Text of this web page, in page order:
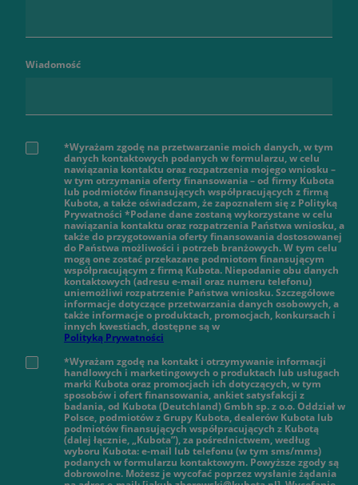
Wiadomość
*Wyrażam zgodę na przetwarzanie moich danych, w tym
danych kontaktowych podanych w formularzu, w celu
nawiązania kontaktu oraz rozpatrzenia mojego wniosku –
w tym otrzymania oferty finansowania – od firmy Kubota
lub podmiotów finansujących współpracujących z firmą
Kubota, a także oświadczam, że zapoznałem się z Polityką
Prywatności *Podane dane zostaną wykorzystane w celu
nawiązania kontaktu oraz rozpatrzenia Państwa wniosku, a
także do przygotowania oferty finansowania dostosowanej
do Państwa możliwości i potrzeb branżowych. W tym celu
mogą one zostać przekazane podmiotom finansującym
współpracującym z firmą Kubota. Niepodanie obu danych
kontaktowych (adresu e-mail oraz numeru telefonu)
uniemożliwi rozpatrzenie Państwa wniosku. Szczegółowe
informacje dotyczące przetwarzania danych osobowych, a
także informacje o produktach, promocjach, konkursach i
innych kwestiach, dostępne są w
Polityką Prywatności
*Wyrażam zgodę na kontakt i otrzymywanie informacji
handlowych i marketingowych o produktach lub usługach
marki Kubota oraz promocjach ich dotyczących, w tym
sposobów i ofert finansowania, ankiet satysfakcji z
badania, od Kubota (Deutchland) Gmbh sp. z o.o. Oddział w
Polsce, podmiotów z Grupy Kubota, dealerów Kubota lub
podmiotów finansujących współpracujących z Kubotą
(dalej łącznie, „Kubota”), za pośrednictwem, według
wyboru Kubota: e-mail lub telefonu (w tym sms/mms)
podanych w formularzu kontaktowym. Powyższe zgody są
dobrowolne. Możesz je wycofać poprzez wysłanie żądania